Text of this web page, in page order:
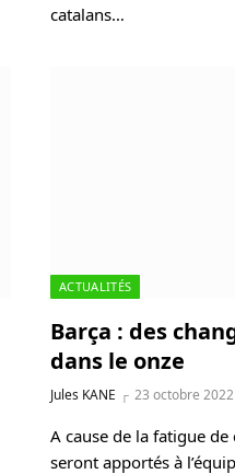
catalans…
ACTUALITÉS
Barça : des
dans le onze
Jules KANE 23 octobre 2022
A cause de la fatigue
seront apportés à